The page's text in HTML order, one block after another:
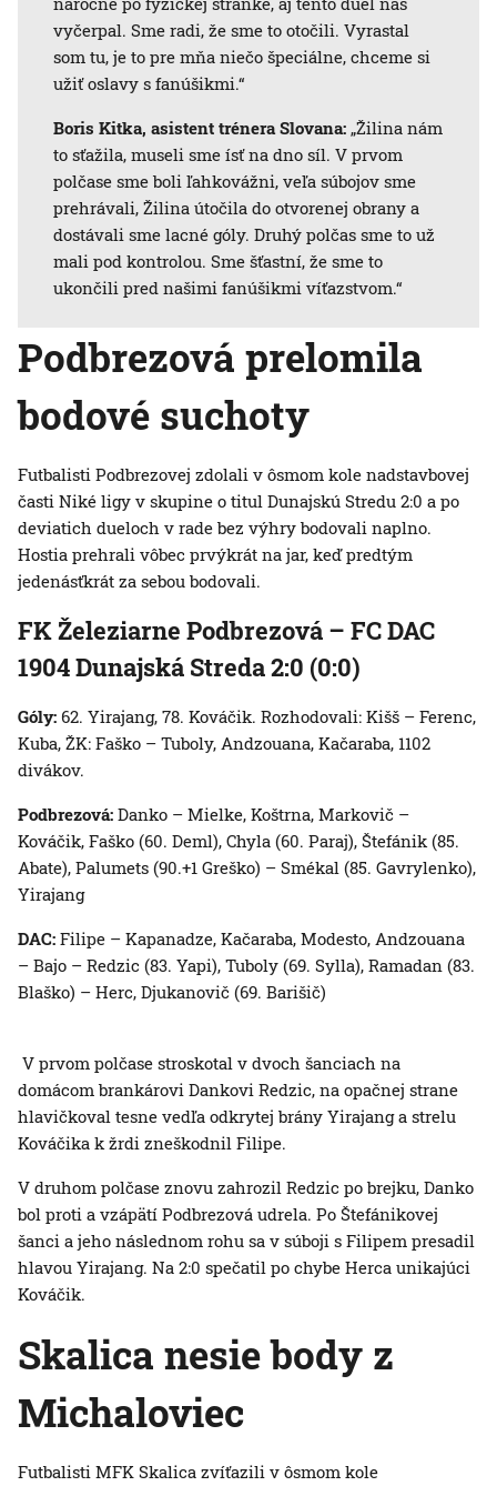
vyčerpal. Sme radi, že sme to otočili. Vyrastal
som tu, je to pre mňa niečo špeciálne, chceme si
užiť oslavy s fanúšikmi.“
Boris Kitka, asistent trénera Slovana: „Žilina nám
to sťažila, museli sme ísť na dno síl. V prvom
polčase sme boli ľahkovážni, veľa súbojov sme
prehrávali, Žilina útočila do otvorenej obrany a
dostávali sme lacné góly. Druhý polčas sme to už
mali pod kontrolou. Sme šťastní, že sme to
ukončili pred našimi fanúšikmi víťazstvom.“
Podbrezová prelomila
bodové suchoty
Futbalisti Podbrezovej zdolali v ôsmom kole nadstavbovej
časti Niké ligy v skupine o titul Dunajskú Stredu 2:0 a po
deviatich dueloch v rade bez výhry bodovali naplno.
Hostia prehrali vôbec prvýkrát na jar, keď predtým
jedenásťkrát za sebou bodovali.
FK Železiarne Podbrezová – FC DAC
1904 Dunajská Streda 2:0 (0:0)
Góly: 62. Yirajang, 78. Kováčik. Rozhodovali: Kišš – Ferenc,
Kuba, ŽK: Faško – Tuboly, Andzouana, Kačaraba, 1102
divákov.
Podbrezová: Danko – Mielke, Koštrna, Markovič –
Kováčik, Faško (60. Deml), Chyla (60. Paraj), Štefánik (85.
Abate), Palumets (90.+1 Greško) – Smékal (85. Gavrylenko),
Yirajang
DAC: Filipe – Kapanadze, Kačaraba, Modesto, Andzouana
– Bajo – Redzic (83. Yapi), Tuboly (69. Sylla), Ramadan (83.
Blaško) – Herc, Djukanovič (69. Barišič)
V prvom polčase stroskotal v dvoch šanciach na
domácom brankárovi Dankovi Redzic, na opačnej strane
hlavičkoval tesne vedľa odkrytej brány Yirajang a strelu
Kováčika k žrdi zneškodnil Filipe.
V druhom polčase znovu zahrozil Redzic po brejku, Danko
bol proti a vzápätí Podbrezová udrela. Po Štefánikovej
šanci a jeho následnom rohu sa v súboji s Filipem presadil
hlavou Yirajang. Na 2:0 spečatil po chybe Herca unikajúci
Kováčik.
Skalica nesie body z
Michaloviec
Futbalisti MFK Skalica zvíťazili v ôsmom kole